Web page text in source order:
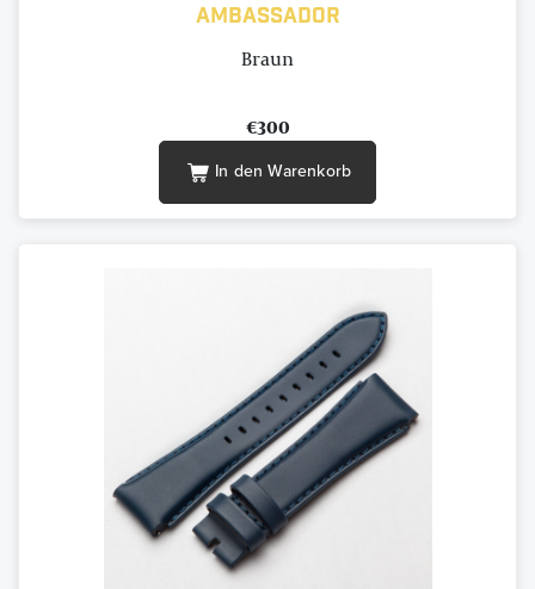
Ambassador
Braun
€300
In den Warenkorb